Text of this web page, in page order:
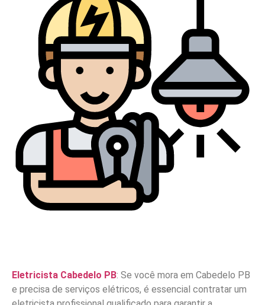
Eletricista Cabedelo PB: Se você mora em Cabedelo PB
e precisa de serviços elétricos, é essencial contratar um